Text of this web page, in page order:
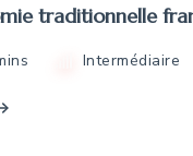
traditionnelle
Intermédiaire